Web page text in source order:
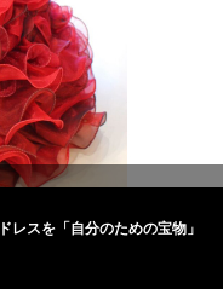
レスを「自分のための宝物」